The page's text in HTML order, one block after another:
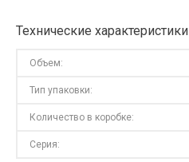
Технические характеристики
Объем:
Тип упаковки:
Количество в коробке:
Серия: